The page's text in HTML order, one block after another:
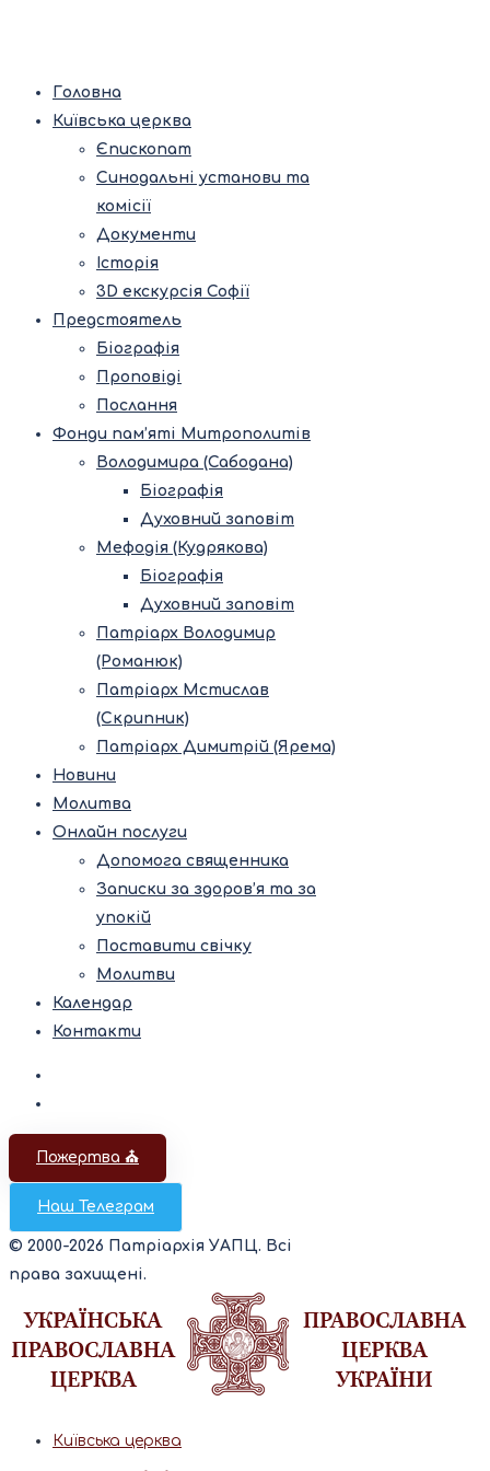
Головна
Київська церква
Єпископат
Синодальні установи та
комісії
Документи
Історія
3D екскурсія Софії
Предстоятель
Біографія
Проповіді
Послання
Фонди пам’яті Митрополитів
Володимира (Сабодана)
Біографія
Духовний заповіт
Мефодія (Кудрякова)
Біографія
Духовний заповіт
Патріарх Володимир
(Романюк)
Патріарх Мстислав
(Скрипник)
Патріарх Димитрій (Ярема)
Новини
Молитва
Онлайн послуги
Допомога священника
Записки за здоров’я та за
упокій
Поставити свічку
Молитви
Календар
Контакти
Пожертва ⛪️
Наш Телеграм
© 2000-2026 Патріархія УАПЦ. Всі
права захищені.
Київська церква